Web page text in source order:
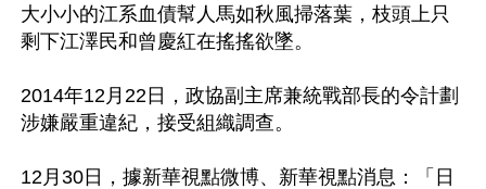
大小小的江系血債幫人馬如秋風掃落葉，枝頭上只
剩下江澤民和曾慶紅在搖搖欲墜。
2014年12月22日，政協副主席兼統戰部長的令計劃
涉嫌嚴重違紀，接受組織調查。
12月30日，據新華視點微博、新華視點消息：「日